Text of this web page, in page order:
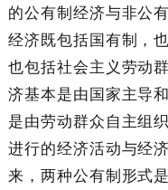
的公有制经济与非公
经济既包括国有制，
也包括社会主义劳动
济基本是由国家主导
是由劳动群众自主组
进行的经济活动与经
来，两种公有制形式